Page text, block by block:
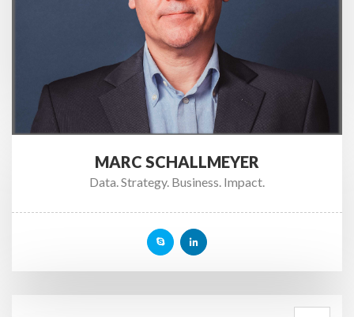
MARC SCHALLMEYER
Data. Strategy. Business. Impact.